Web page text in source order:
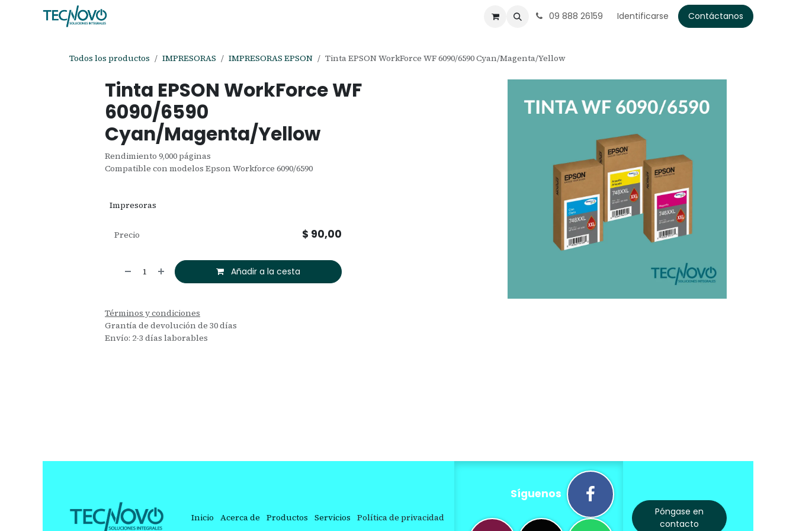
09 888 26159 Identificarse Contáctanos
Todos los productos IMPRESORAS IMPRESORAS EPSON Tinta EPSON WorkForce WF 6090/6590 Cyan/Magenta/Yellow
Tinta EPSON WorkForce WF
6090/6590
Cyan/Magenta/Yellow
Rendimiento 9,000 páginas
Compatible con modelos Epson Workforce 6090/6590
Impresoras
Añadir a la cesta
Precio $ 90,00
Términos y condiciones
Grantía de devolución de 30 días
Envío: 2-3 días laborables
Inicio Acerca de Productos Servicios Política de privacidad
Síguenos
Póngase en
contacto